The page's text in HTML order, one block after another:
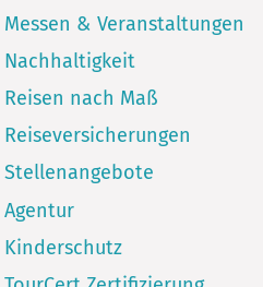
Messen & Veranstaltungen
Nachhaltigkeit
Reisen nach Maß
Reiseversicherungen
Stellenangebote
Agentur
Kinderschutz